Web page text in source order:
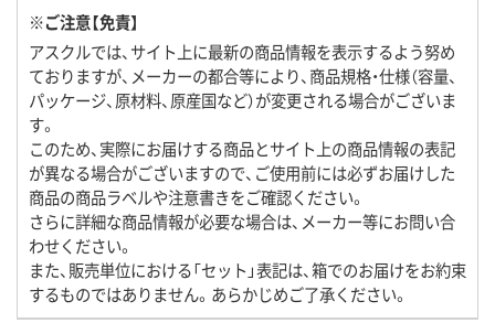
※ご注意【免責】
アスクルでは、サイト上に最新の商品情報を表示するよう努め
ておりますが、メーカーの都合等により、商品規格・仕様（容量、
パッケージ、原材料、原産国など）が変更される場合がございま
す。
このため、実際にお届けする商品とサイト上の商品情報の表記
が異なる場合がございますので、ご使用前には必ずお届けした
商品の商品ラベルや注意書きをご確認ください。
さらに詳細な商品情報が必要な場合は、メーカー等にお問い合
わせください。
また、販売単位における「セット」表記は、箱でのお届けをお約束
するものではありません。あらかじめご了承ください。